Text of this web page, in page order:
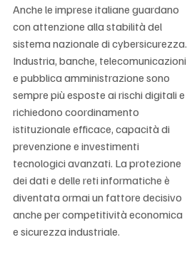
Anche le imprese italiane guardano
con attenzione alla stabilità del
sistema nazionale di cybersicurezza.
Industria, banche, telecomunicazioni
e pubblica amministrazione sono
sempre più esposte ai rischi digitali e
richiedono coordinamento
istituzionale efficace, capacità di
prevenzione e investimenti
tecnologici avanzati. La protezione
dei dati e delle reti informatiche è
diventata ormai un fattore decisivo
anche per competitività economica
e sicurezza industriale.